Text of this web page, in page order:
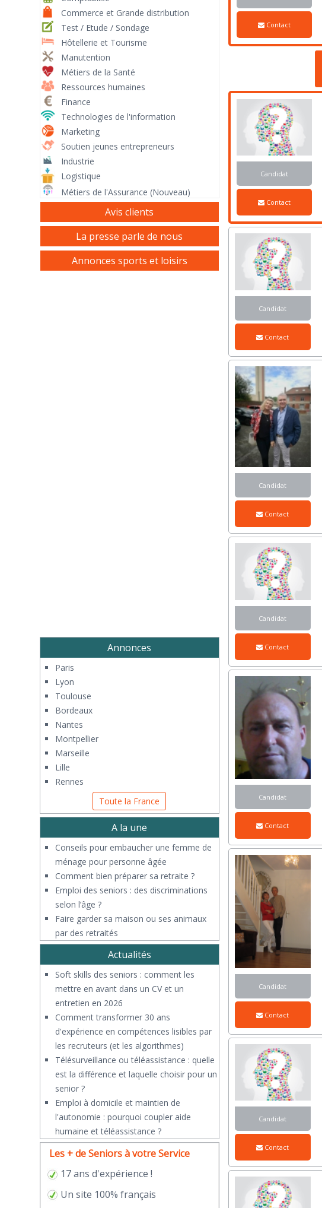
Contact
Candidat
Contact
Candidat
Contact
Candidat
Contact
Candidat
Contact
Candidat
Contact
Candidat
Contact
Candidat
Contact
Commerce et Grande distribution
Test / Etude / Sondage
Hôtellerie et Tourisme
Manutention
Métiers de la Santé
Ressources humaines
Finance
Technologies de l'information
Marketing
Soutien jeunes entrepreneurs
Industrie
Logistique
Métiers de l'Assurance (Nouveau)
Avis clients
La presse parle de nous
Annonces sports et loisirs
Annonces
Paris
Lyon
Toulouse
Bordeaux
Nantes
Montpellier
Marseille
Lille
Rennes
Toute la France
A la une
Conseils pour embaucher une femme de
ménage pour personne âgée
Comment bien préparer sa retraite ?
Emploi des seniors : des discriminations
selon l’âge ?
Faire garder sa maison ou ses animaux
par des retraités
Actualités
Soft skills des seniors : comment les
mettre en avant dans un CV et un
entretien en 2026
Comment transformer 30 ans
d'expérience en compétences lisibles par
les recruteurs (et les algorithmes)
Télésurveillance ou téléassistance : quelle
est la différence et laquelle choisir pour un
senior ?
​Emploi à domicile et maintien de
l'autonomie : pourquoi coupler aide
humaine et téléassistance ?
Les + de Seniors à votre Service
17 ans d'expérience !
Un site 100% français